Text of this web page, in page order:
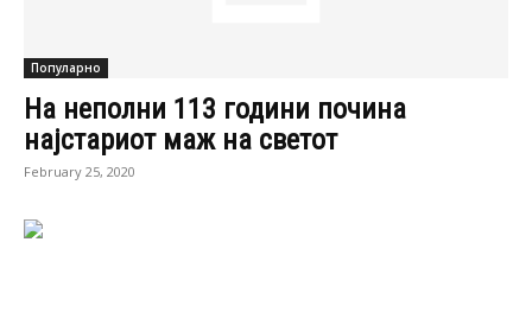
Популарно
На неполни 113 години почина
најстариот маж на светот
February 25, 2020